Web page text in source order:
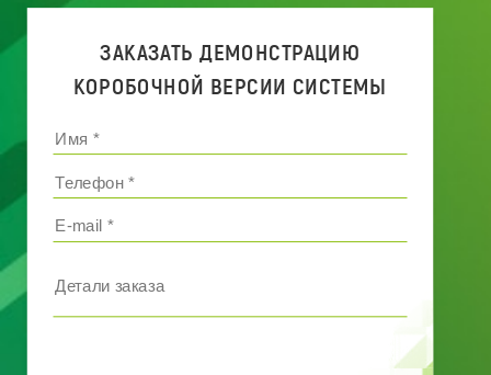
ЗАКАЗАТЬ ДЕМОНСТРАЦИЮ
КОРОБОЧНОЙ ВЕРСИИ СИСТЕМЫ